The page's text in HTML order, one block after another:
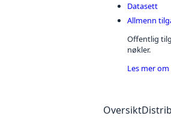
Datasett
Allmenn
Offentlig
nøkler.
Les mer
Oversikt